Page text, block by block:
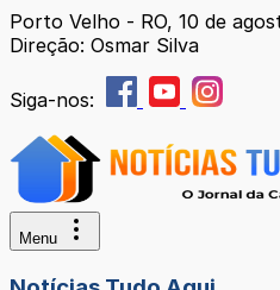
Porto Velho - RO, 10 de
Direção: Osmar Silva
Siga-nos:
Menu